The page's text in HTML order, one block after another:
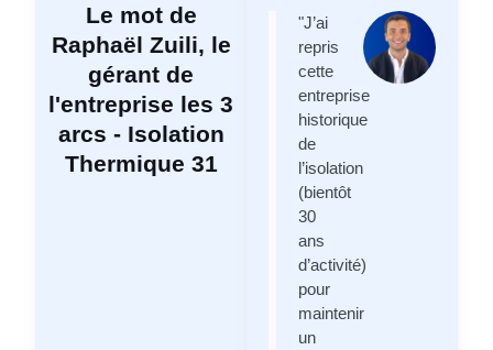
Le mot de
Raphaël Zuili, le
gérant de
l'entreprise les 3
arcs - Isolation
Thermique 31
"J’ai
repris
cette
entreprise
historique
de
l’isolation
(bientôt
30
ans
d’activité)
pour
maintenir
un